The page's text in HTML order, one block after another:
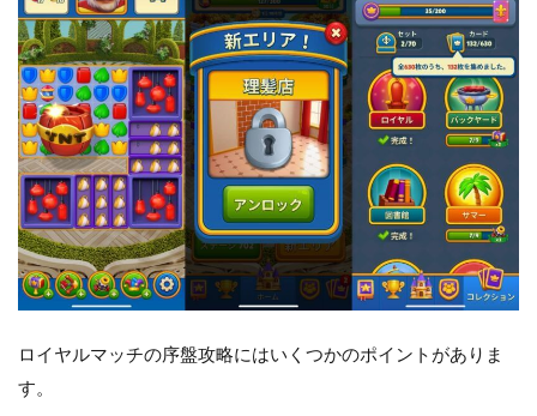
ロイヤルマッチの序盤攻略にはいくつかのポイントがありま
す。